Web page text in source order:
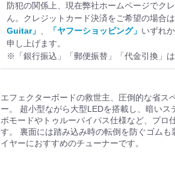
防犯の関係上、現在弊社ホームページでク
ん。クレジットカード決済をご希望の場合は
Guitar」
「ヤフーショッピング」 いずれ
申し上げます。
※「銀行振込」「郵便振替」「代金引換」は
エフェクターボードの救世主、圧倒的な省ス
ー。 超小型ながら大型LEDを搭載し、暗い
ボモードやトゥルーバイパス仕様など、プロ
す。 裏面には踏み込み時の転倒を防ぐゴム
イヤーにおすすめのチューナーです。